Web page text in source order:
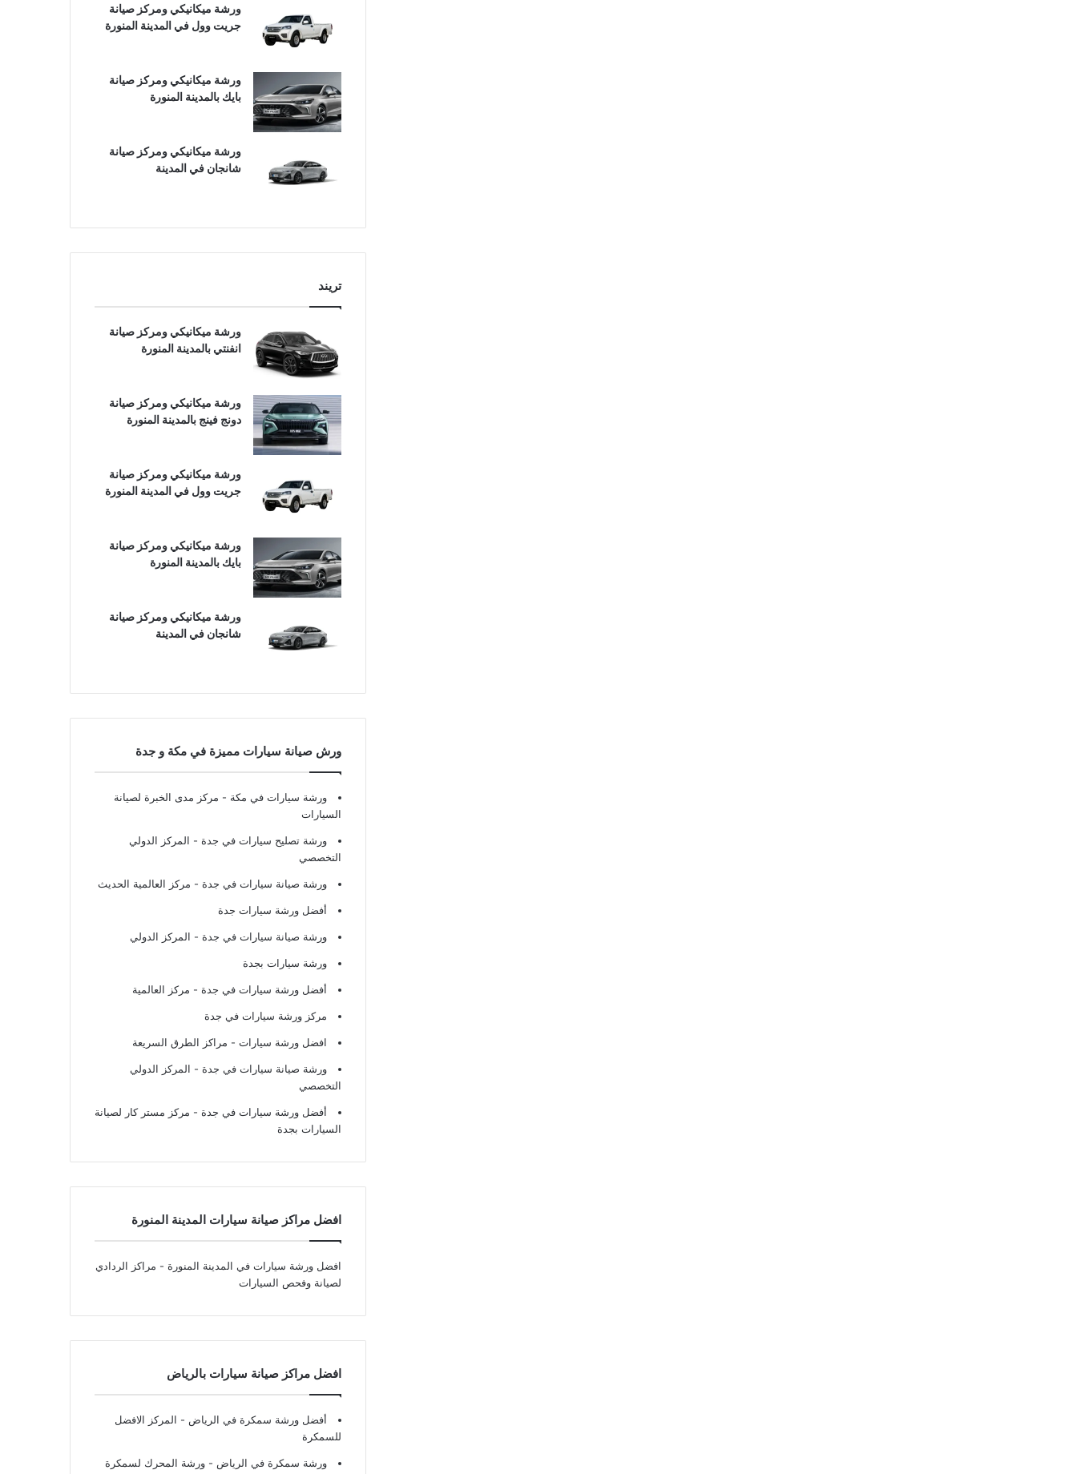
ورشة ميكانيكي ومركز صيانة
جريت وول في المدينة المنورة
ورشة ميكانيكي ومركز صيانة
بايك بالمدينة المنورة
ورشة ميكانيكي ومركز صيانة
شانجان في المدينة
تريند
ورشة ميكانيكي ومركز صيانة
انفنتي بالمدينة المنورة
ورشة ميكانيكي ومركز صيانة
دونج فينج بالمدينة المنورة
ورشة ميكانيكي ومركز صيانة
جريت وول في المدينة المنورة
ورشة ميكانيكي ومركز صيانة
بايك بالمدينة المنورة
ورشة ميكانيكي ومركز صيانة
شانجان في المدينة
ورش صيانة سيارات مميزة في مكة و جدة
ورشة سيارات في مكة - مركز مدى الخبرة لصيانة
السيارات
ورشة تصليح سيارات في جدة - المركز الدولي
التخصصي
ورشة صيانة سيارات في جدة - مركز العالمية الحديث
أفضل ورشة سيارات جدة
ورشة صيانة سيارات في جدة - المركز الدولي
ورشة سيارات بجدة
أفضل ورشة سيارات في جدة - مركز العالمية
مركز ورشة سيارات في جدة
افضل ورشة سيارات - مراكز الطرق السريعة
ورشة صيانة سيارات في جدة - المركز الدولي
التخصصي
أفضل ورشة سيارات في جدة - مركز مستر كار لصيانة
السيارات بجدة
افضل مراكز صيانة سيارات المدينة المنورة
افضل ورشة سيارات في المدينة المنورة - مراكز الردادي
لصيانة وفحص السيارات
افضل مراكز صيانة سيارات بالرياض
أفضل ورشة سمكرة في الرياض - المركز الافضل
للسمكرة
ورشة سمكرة في الرياض - ورشة المحرك لسمكرة